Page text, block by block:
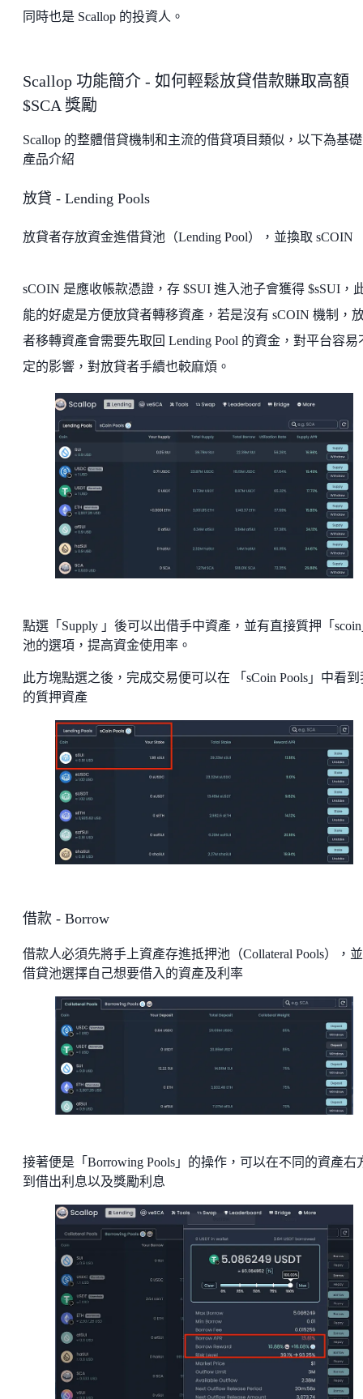
同時也是 Scallop 的投資人。
Scallop 功能簡介 - 如何輕鬆放貸借款賺取高額
$SCA 獎勵
Scallop 的整體借貸機制和主流的借貸項目類似，以下為基
產品介紹
放貸 - Lending Pools
放貸者存放資金進借貸池（Lending Pool），並換取 sCOIN
sCOIN 是應收帳款憑證，存 $SUI 進入池子會獲得 $sSUI，
能的好處是方便放貸者轉移資產，若是沒有 sCOIN 機制，
者移轉資產會需要先取回 Lending Pool 的資金，對平台容易
定的影響，對放貸者手續也較麻煩。
點選「Supply 」後可以出借手中資產，並有直接質押「
池的選項，提高資金使用率。
此方塊點選之後，完成交易便可以在 「sCoin Pools」中看
的質押資產
借款 - Borrow
借款人必須先將手上資產存進抵押池（Collateral Pools），
借貸池選擇自己想要借入的資產及利率
接著便是「Borrowing Pools」的操作，可以在不同的資產右
到借出利息以及獎勵利息